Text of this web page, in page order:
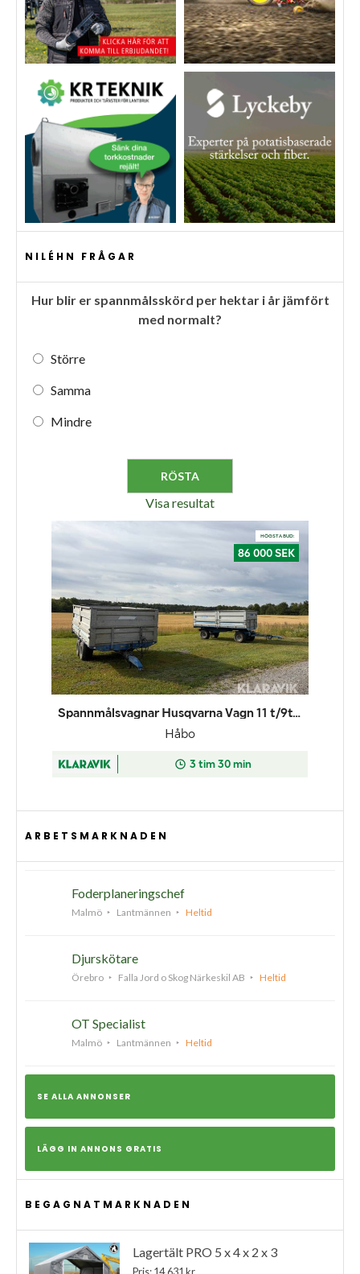
NILÉHN FRÅGAR
Hur blir er spannmålsskörd per hektar i år jämfört
med normalt?
Större
Samma
Mindre
Visa resultat
ARBETSMARKNADEN
Foderplaneringschef
Malmö Lantmännen Heltid
Djurskötare
Örebro Falla Jord o Skog Närkeskil AB Heltid
OT Specialist
Malmö Lantmännen Heltid
SE ALLA ANNONSER
LÄGG IN ANNONS GRATIS
BEGAGNATMARKNADEN
Lagertält PRO 5 x 4 x 2 x 3